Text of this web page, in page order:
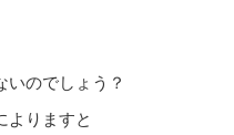
いのでしょう？
よりますと